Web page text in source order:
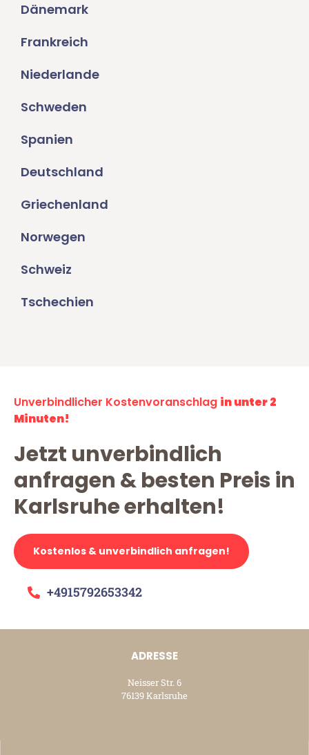
Dänemark
Frankreich
Niederlande
Schweden
Spanien
Deutschland
Griechenland
Norwegen
Schweiz
Tschechien
Unverbindlicher Kostenvoranschlag in unter 2
Minuten!
Jetzt unverbindlich
anfragen & besten Preis in
Karlsruhe erhalten!
Kostenlos & unverbindlich anfragen!
+4915792653342
ADRESSE
Neisser Str. 6
76139 Karlsruhe